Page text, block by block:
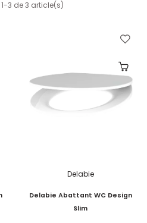
3 de 3 article(s)
Delabie
Delabie Abattant WC Design
Slim